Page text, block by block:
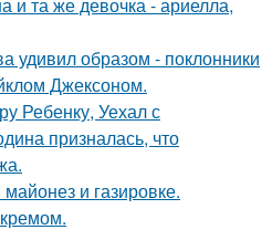
и та же девочка - ариелла,
удивил образом - поклонники
Джексоном.
Ребенку, Уехал с
призналась, что
и газировке.